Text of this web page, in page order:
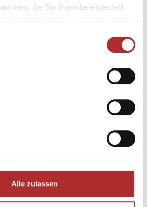
die Sie ihnen bereitgestellt
Alle zulassen